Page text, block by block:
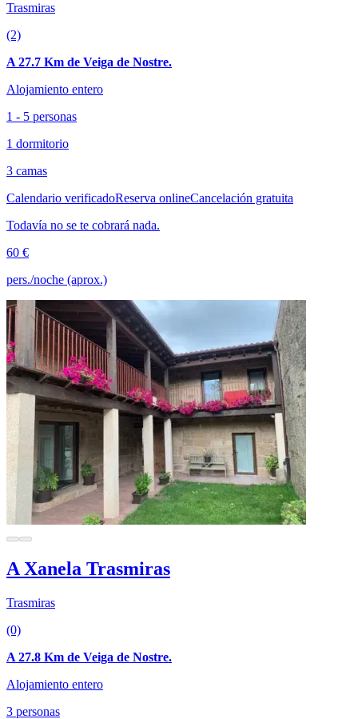
Trasmiras
(2)
A 27.7 Km de Veiga de Nostre.
Alojamiento entero
1 - 5 personas
1 dormitorio
3 camas
Calendario verificadoReserva onlineCancelación gratuita
Todavía no se te cobrará nada.
60 €
pers./noche (aprox.)
A Xanela Trasmiras
Trasmiras
(0)
A 27.8 Km de Veiga de Nostre.
Alojamiento entero
3 personas